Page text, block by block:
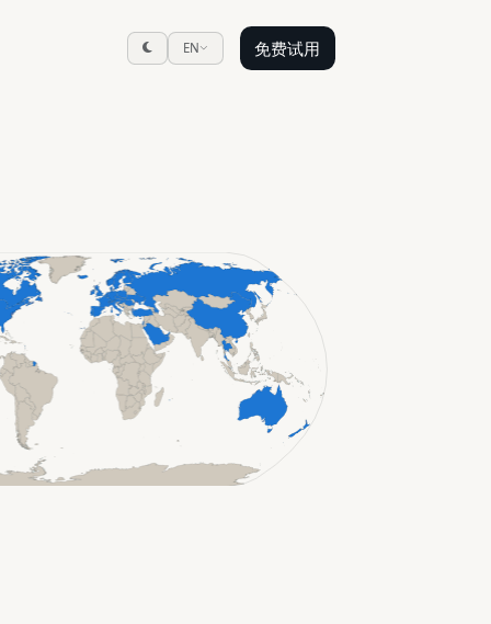
EN 免费试用